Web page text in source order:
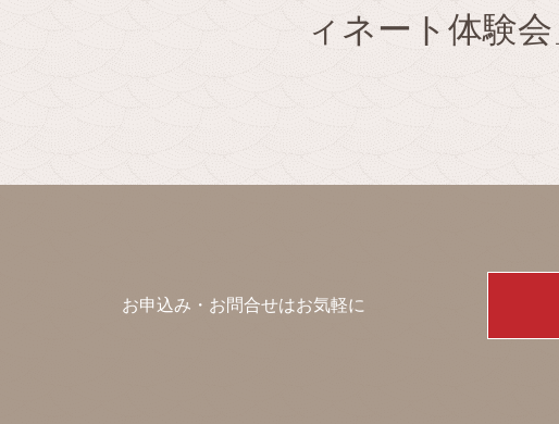
ィネート体験
お申込み・お問合せはお気軽に